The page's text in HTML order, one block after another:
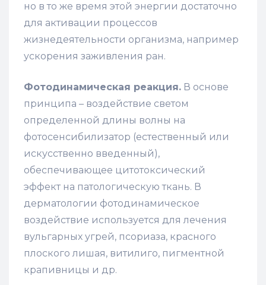
но в то же время этой энергии достаточно
для активации процессов
жизнедеятельности организма, например
ускорения заживления ран.
Фотодинамическая реакция. В основе
принципа – воздействие светом
определенной длины волны на
фотосенсибилизатор (естественный или
искусственно введенный),
обеспечивающее цитотоксический
эффект на патологическую ткань. В
дерматологии фотодинамическое
воздействие используется для лечения
вульгарных угрей, псориаза, красного
плоского лишая, витилиго, пигментной
крапивницы и др.